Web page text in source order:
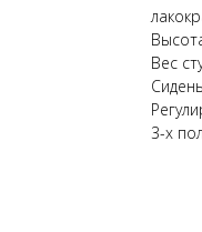
Вес
3-х